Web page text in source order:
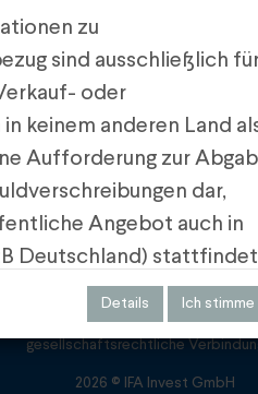
zu
sind ausschließlich
oder
keinem anderen Land
Aufforderung zur
dar,
Angebot auch in
Deutschland)
gebilligt
besteht -
Projekt- und
Details Ich stimme
und übermittelt, wird sie
1/E520, 1010 Wien tätig.
Emittenten von vermittelten
gesellschaftsrechtliche
2026 © IFA Invest GmbH